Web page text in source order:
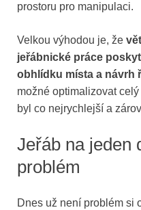
prostoru pro manipulaci.
Velkou výhodou je, že
jeřábnické práce
obhlídku místa a návrh
možné optimalizovat
byl co nejrychlejší a
Jeřáb na jeden
problém
Dnes už není problém si